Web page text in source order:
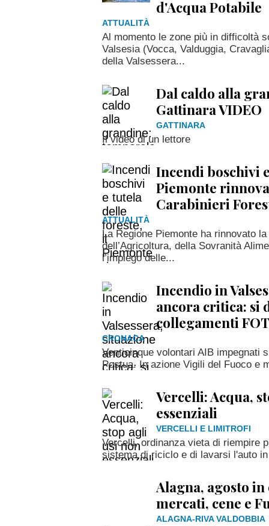
d'Acqua Potabile
ATTUALITÀ
Al momento le zone più in difficoltà
Valsesia (Vocca, Valduggia,
della Valsessera...
Dal caldo alla
Gattinara VIDEO
GATTINARA
Il video di un lettore
Incendi boschivi
Piemonte
Carabinieri
ATTUALITÀ
La Regione Piemonte ha rinnovato
dell’Agricoltura, della Sovranità
l’impiego delle...
Incendio in
ancora critica: si
collegamenti
CRONACA
Venticinque volontari AIB impegnati
Postua. In azione Vigili del Fuoco e
Vercelli: Acqua,
essenziali
VERCELLI E LIMITROFI
Vercelli, ordinanza vieta di riempire
sistema di riciclo e di lavarsi l'auto
Alagna, agosto
mercati, cene e
ALAGNA-RIVA VALDOBBIA